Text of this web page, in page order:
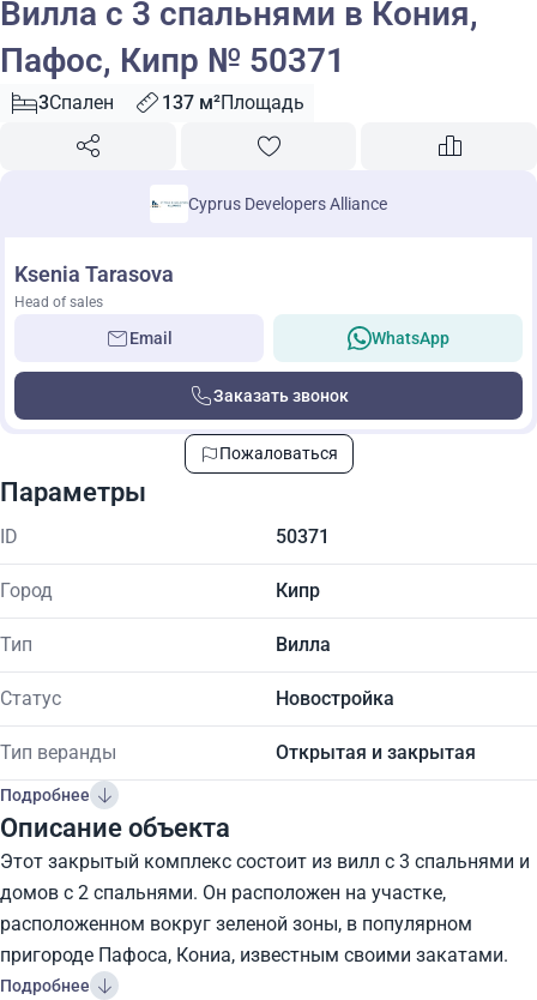
Вилла с 3 спальнями в Кония,
Пафос, Кипр № 50371
3Спален 137 м²Площадь
Cyprus Developers Alliance
Ksenia Tarasova
Head of sales
Email WhatsApp
Заказать звонок
Пожаловаться
Параметры
ID 50371
Город Кипр
Тип Вилла
Статус Новостройка
Тип веранды Открытая и закрытая
Подробнее
Описание объекта
Этот закрытый комплекс состоит из вилл с 3 спальнями и
домов с 2 спальнями. Он расположен на участке,
расположенном вокруг зеленой зоны, в популярном
пригороде Пафоса, Кониа, известным своими закатами.
Подробнее